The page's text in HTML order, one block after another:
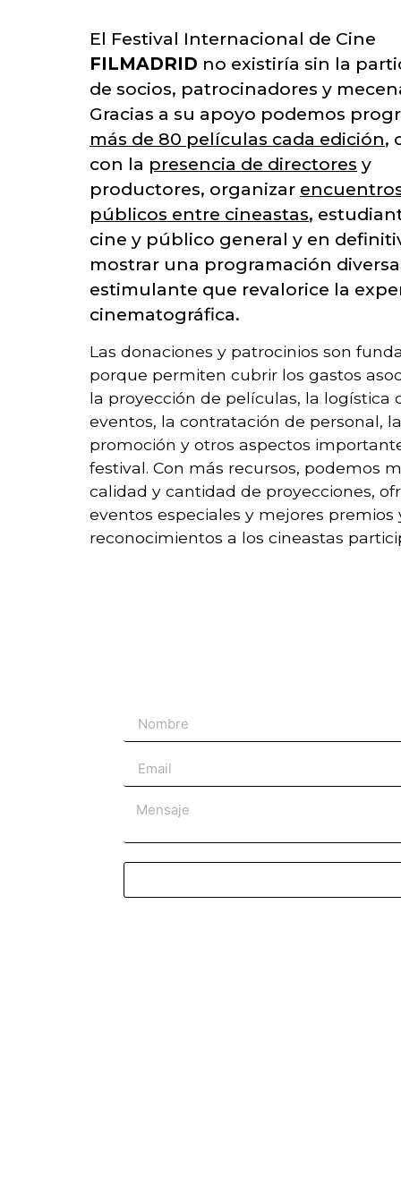
El Festival Internacional de Cine
FILMADRID no existiría sin la
de socios, patrocinadores y
Gracias a su apoyo podemos
más de 80 películas cada edición,
con la presencia de directores y
productores, organizar
públicos entre cineastas,
cine y público general y en
mostrar una programación
estimulante que revalorice la
cinematográfica.
Las donaciones y patrocinios son
porque permiten cubrir los gastos
la proyección de películas, la logística
eventos, la contratación de personal, la
promoción y otros aspectos
festival. Con más recursos, podemos
calidad y cantidad de proyecciones,
eventos especiales y mejores premios
reconocimientos a los cineastas